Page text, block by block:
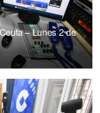
– Lunes 2 de